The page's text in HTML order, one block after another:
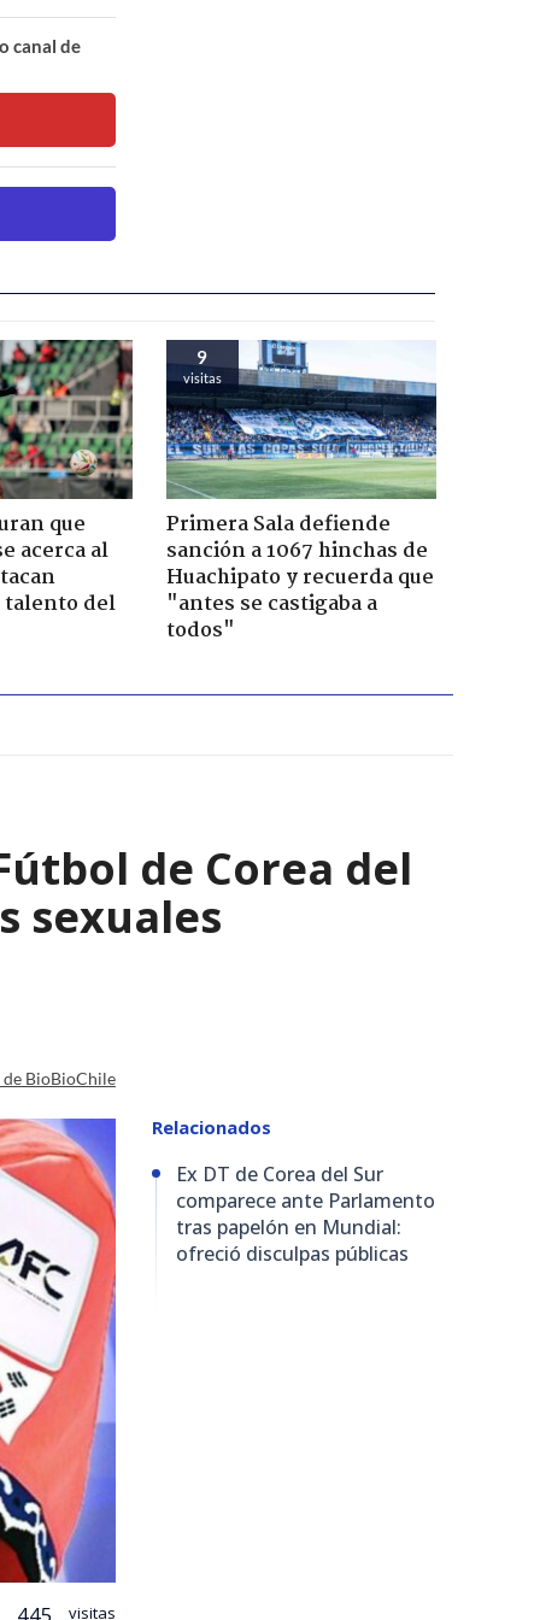
canal de
que
acerca al
del
9
visitas
Primera Sala defiende
sanción a 1067 hinchas de
Huachipato y recuerda que
"antes se castigaba a
todos"
de Corea del
sexuales
de BioBioChile
visitas
Relacionados
Ex DT de Corea del Sur
comparece ante Parlamento
tras papelón en Mundial:
ofreció disculpas públicas